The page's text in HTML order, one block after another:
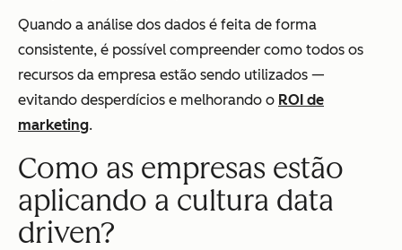
Quando a análise dos dados é feita de forma
consistente, é possível compreender como todos os
recursos da empresa estão sendo utilizados —
evitando desperdícios e melhorando o ROI de
marketing.
Como as empresas estão
aplicando a cultura data
driven?